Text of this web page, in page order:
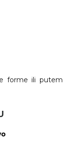
forme ili putem